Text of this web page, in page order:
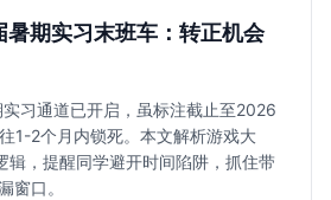
期实习末班车：转正机会
习通道已开启，虽标注截止至2026
1-2个月内锁死。本文解析游戏大
辑，提醒同学避开时间陷阱，抓住带
窗口。